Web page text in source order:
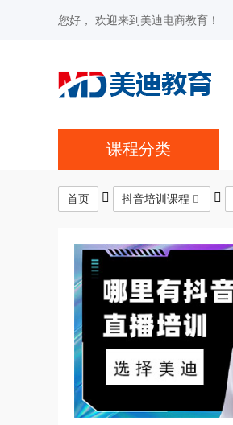
您好， 欢迎来到美迪电商教育！
课程分类
首页 抖音培训课程